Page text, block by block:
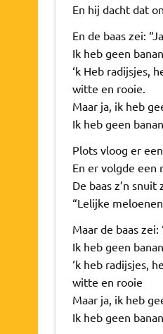
En hij dacht dat
En de baas zei:
Ik heb geen
‘k Heb radijsjes,
witte en rooie.
Maar ja, ik heb
Ik heb geen
Plots vloog er
En er volgde een
De baas z’n
“Lelijke
Maar de baas zei:
Ik heb geen
‘k heb radijsjes,
witte en rooie
Maar ja, ik heb
Ik heb geen